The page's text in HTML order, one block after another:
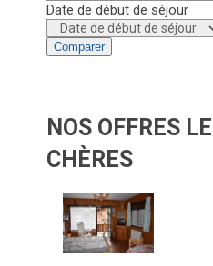
Date de début de séjour
Comparer
NOS OFFRES
CHÈRES